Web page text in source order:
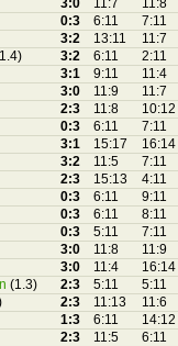
3:0 11:7 11:8
0:3 6:11 7:11
3:2 13:11 11:7
3:2 6:11 2:11
3:1 9:11 11:4
3:0 11:9 11:7
2:3 11:8 10:12
0:3 6:11 7:11
3:1 15:17 16:14
3:2 11:5 7:11
2:3 15:13 4:11
0:3 6:11 9:11
0:3 6:11 8:11
0:3 5:11 7:11
3:0 11:8 11:9
3:0 11:4 16:14
(1.3) 2:3 5:11 5:11
2:3 11:13 11:6
1:3 6:11 14:12
2:3 11:5 6:11